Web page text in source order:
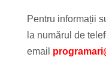
Pentru informații
la numărul de
email